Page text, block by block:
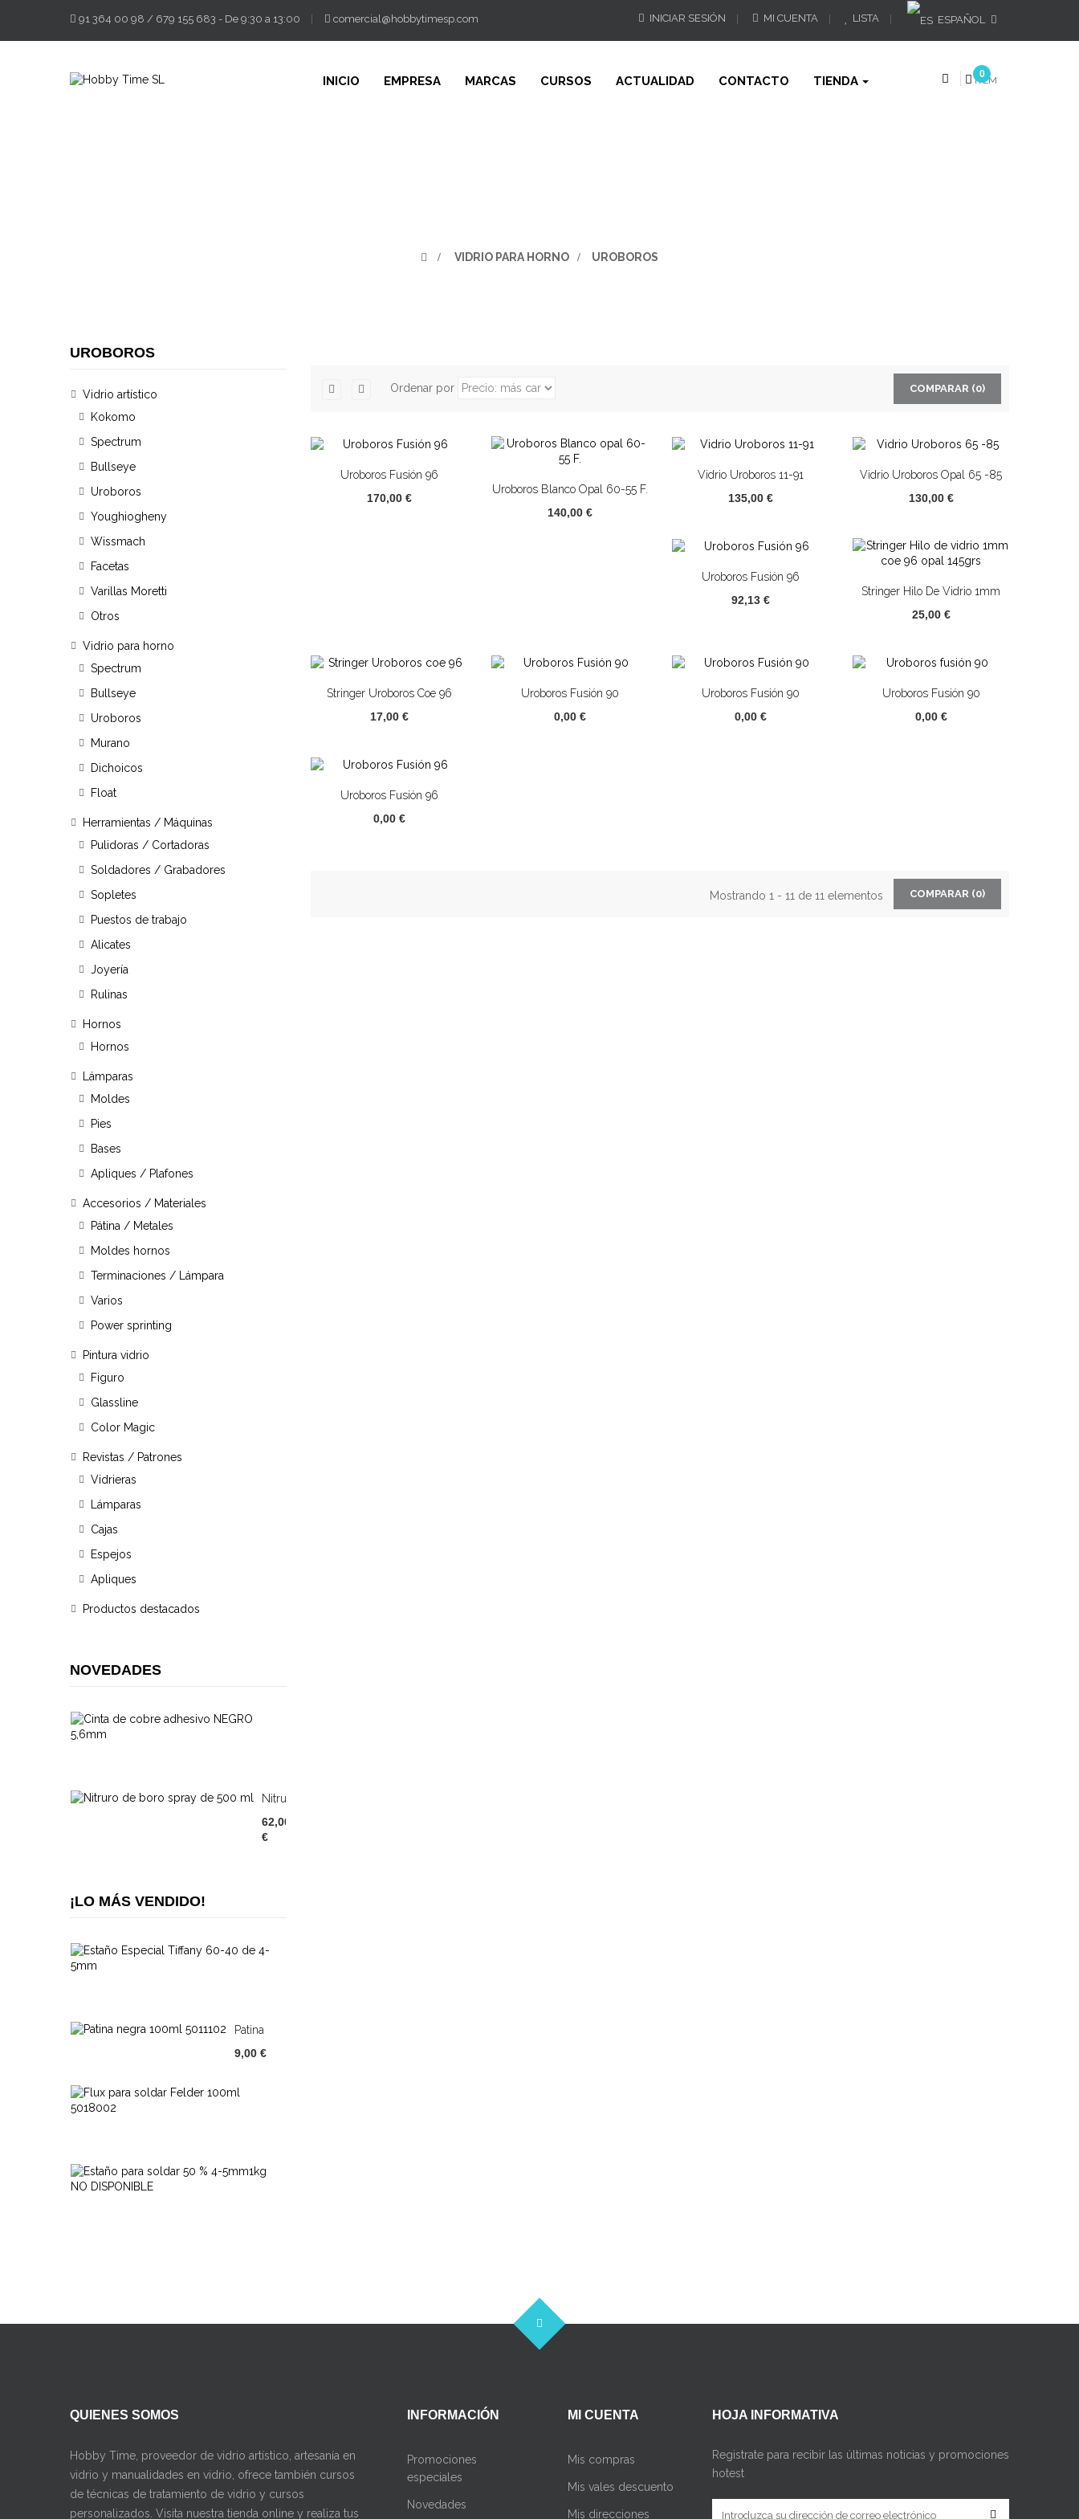
ESPAÑOL
INICIAR SESIÓN MI CUENTA LISTA
91 364 00 98 / 679 155 683 - De 9:30 a 13:00 comercial@hobbytimesp.com
INICIO EMPRESA MARCAS CURSOS ACTUALIDAD CONTACTO TIENDA 0
ÍTEM
> VIDRIO PARA HORNO > UROBOROS
UROBOROS
Vidrio artístico
Kokomo
Spectrum
Bullseye
Uroboros
Youghiogheny
Wissmach
Facetas
Varillas Moretti
Otros
Vidrio para horno
Spectrum
Bullseye
Uroboros
Murano
Dichoicos
Float
Herramientas / Máquinas
Pulidoras / Cortadoras
Soldadores / Grabadores
Sopletes
Puestos de trabajo
Alicates
Joyería
Rulinas
Hornos
Hornos
Lámparas
Moldes
Pies
Bases
Apliques / Plafones
Accesorios / Materiales
Pátina / Metales
Moldes hornos
Terminaciones / Lámpara
Varios
Power sprinting
Pintura vidrio
Figuro
Glassline
Color Magic
Revistas / Patrones
Vidrieras
Lámparas
Cajas
Espejos
Apliques
Productos destacados
NOVEDADES
Nitruro
De
Boro
62,00
€
¡LO MÁS VENDIDO!
Patina
Negra
9,00 €
Ordenar por COMPARAR (0)
Uroboros Fusión 96
170,00 €
Uroboros Blanco Opal 60-55 F.
140,00 €
Vidrio Uroboros 11-91
135,00 €
Vidrio Uroboros Opal 65 -85
Disponible
130,00 €
Uroboros Fusión 96
92,13 €
Stringer Hilo De Vidrio 1mm
Coe 96 Opal...
25,00 €
Stringer Uroboros Coe 96
17,00 €
Uroboros Fusión 90
0,00 €
Uroboros Fusión 90
0,00 €
Uroboros Fusión 90
0,00 €
Uroboros Fusión 96
0,00 €
Mostrando 1 - 11 de 11 elementos COMPARAR (0)
QUIENES SOMOS
Hobby Time, proveedor de vidrio artístico, artesanía en
vidrio y manualidades en vidrio, ofrece también cursos
de técnicas de tratamiento de vidrio y cursos
personalizados. Visita nuestra tienda online y realiza tus
INFORMACIÓN
Promociones
especiales
Novedades
MI CUENTA
Mis compras
Mis vales descuento
Mis direcciones
HOJA INFORMATIVA
Registrate para recibir las últimas noticias y promociones
hotest